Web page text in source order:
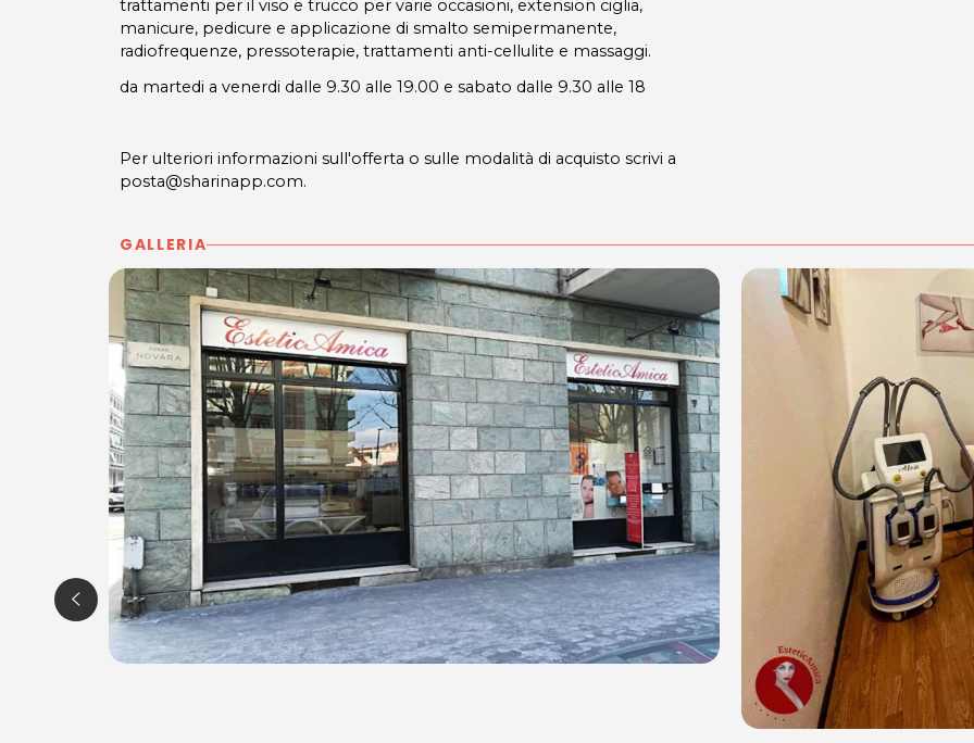
trattamenti per il viso e trucco per varie occasioni, extension ciglia,
manicure, pedicure e applicazione di smalto semipermanente,
radiofrequenze, pressoterapie, trattamenti anti-cellulite e massaggi.
da martedi a venerdi dalle 9.30 alle 19.00 e sabato dalle 9.30 alle 18
Per ulteriori informazioni sull'offerta o sulle modalità di acquisto scrivi a
posta@sharinapp.com.
GALLERIA